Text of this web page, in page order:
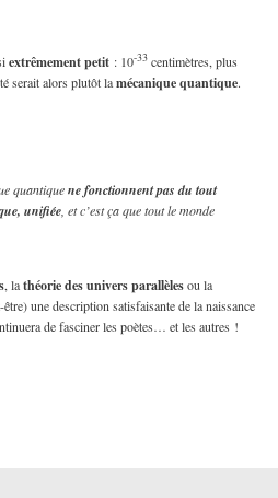
extrêmement petit : 10-33 centimètres, plus
serait alors plutôt lamécanique quantique.
quantiquene fonctionnent pas du tout
unifiée , et c’est ça que tout le monde
, lathéorie des univers parallèlesou la
une description satisfaisante de la naissance
de fasciner les poètes… et les autres !